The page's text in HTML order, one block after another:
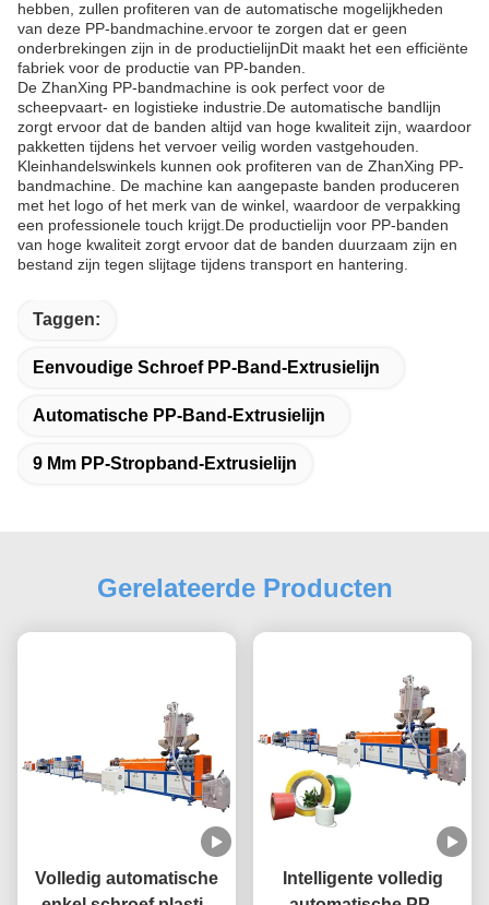
hebben, zullen profiteren van de automatische mogelijkheden
van deze PP-bandmachine.ervoor te zorgen dat er geen
onderbrekingen zijn in de productielijnDit maakt het een efficiënte
fabriek voor de productie van PP-banden.
De ZhanXing PP-bandmachine is ook perfect voor de
scheepvaart- en logistieke industrie.De automatische bandlijn
zorgt ervoor dat de banden altijd van hoge kwaliteit zijn, waardoor
pakketten tijdens het vervoer veilig worden vastgehouden.
Kleinhandelswinkels kunnen ook profiteren van de ZhanXing PP-
bandmachine. De machine kan aangepaste banden produceren
met het logo of het merk van de winkel, waardoor de verpakking
een professionele touch krijgt.De productielijn voor PP-banden
van hoge kwaliteit zorgt ervoor dat de banden duurzaam zijn en
bestand zijn tegen slijtage tijdens transport en hantering.
Taggen:
Eenvoudige Schroef PP-Band-Extrusielijn
Automatische PP-Band-Extrusielijn
9 Mm PP-Stropband-Extrusielijn
Gerelateerde Producten
Volledig automatische
Intelligente volledig